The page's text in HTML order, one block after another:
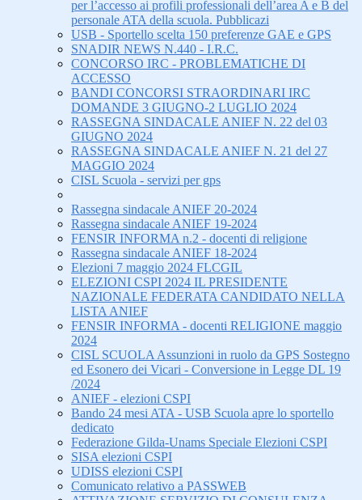
per l’accesso ai profili professionali dell’area A e B del
personale ATA della scuola. Pubblicazi
USB - Sportello scelta 150 preferenze GAE e GPS
SNADIR NEWS N.440 - I.R.C.
CONCORSO IRC - PROBLEMATICHE DI
ACCESSO
BANDI CONCORSI STRAORDINARI IRC
DOMANDE 3 GIUGNO-2 LUGLIO 2024
RASSEGNA SINDACALE ANIEF N. 22 del 03
GIUGNO 2024
RASSEGNA SINDACALE ANIEF N. 21 del 27
MAGGIO 2024
CISL Scuola - servizi per gps
Rassegna sindacale ANIEF 20-2024
Rassegna sindacale ANIEF 19-2024
FENSIR INFORMA n.2 - docenti di religione
Rassegna sindacale ANIEF 18-2024
Elezioni 7 maggio 2024 FLCGIL
ELEZIONI CSPI 2024 IL PRESIDENTE
NAZIONALE FEDERATA CANDIDATO NELLA
LISTA ANIEF
FENSIR INFORMA - docenti RELIGIONE maggio
2024
CISL SCUOLA Assunzioni in ruolo da GPS Sostegno
ed Esonero dei Vicari - Conversione in Legge DL 19
/2024
ANIEF - elezioni CSPI
Bando 24 mesi ATA - USB Scuola apre lo sportello
dedicato
Federazione Gilda-Unams Speciale Elezioni CSPI
SISA elezioni CSPI
UDISS elezioni CSPI
Comunicato relativo a PASSWEB